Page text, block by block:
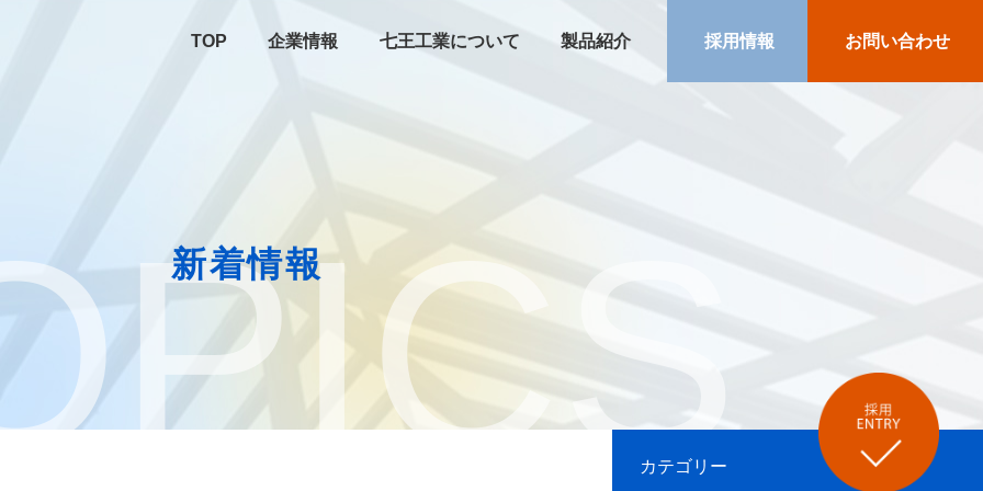
TOP 企業情報 七王工業について 製品紹介 採用情報 お問い合わせ
新着情報
カテゴリー